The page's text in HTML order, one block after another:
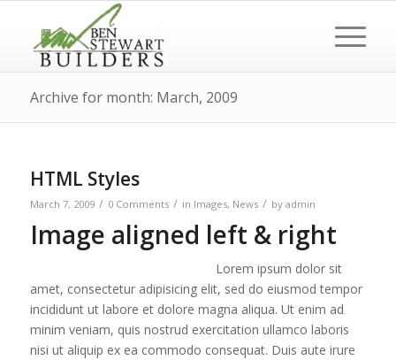
Archive for month: March, 2009
HTML Styles
March 7, 2009 / 0 Comments / in Images, News / by admin
Image aligned left & right
Lorem ipsum dolor sit
amet, consectetur adipisicing elit, sed do eiusmod tempor
incididunt ut labore et dolore magna aliqua. Ut enim ad
minim veniam, quis nostrud exercitation ullamco laboris
nisi ut aliquip ex ea commodo consequat. Duis aute irure